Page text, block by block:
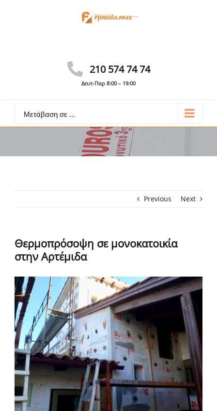
210 574 74 74
Δευτ-Παρ 8:00 – 19:00
Μετάβαση σε ...
Previous Next
Θερμοπρόσοψη σε μονοκατοικία
στην Αρτέμιδα